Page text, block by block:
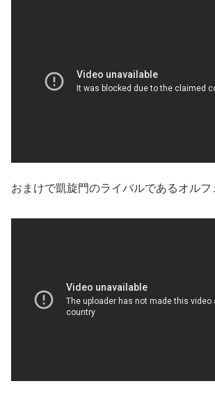
おまけで凱旋門のライバルであるオルフ